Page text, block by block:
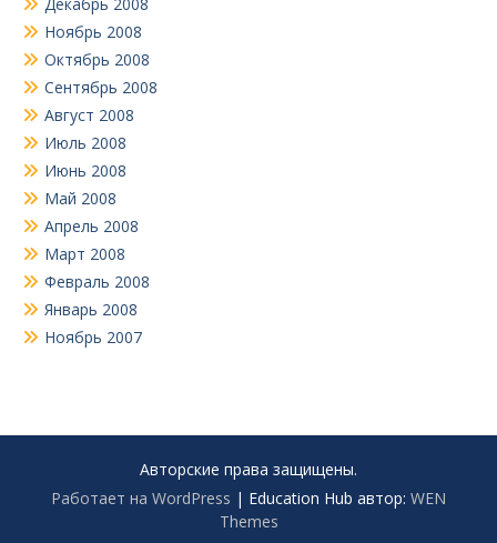
Ноябрь 2008
Октябрь 2008
Сентябрь 2008
Август 2008
Июль 2008
Июнь 2008
Май 2008
Апрель 2008
Март 2008
Февраль 2008
Январь 2008
Ноябрь 2007
Авторские права защищены.
Работает на WordPress | Education Hub автор: WEN
Themes